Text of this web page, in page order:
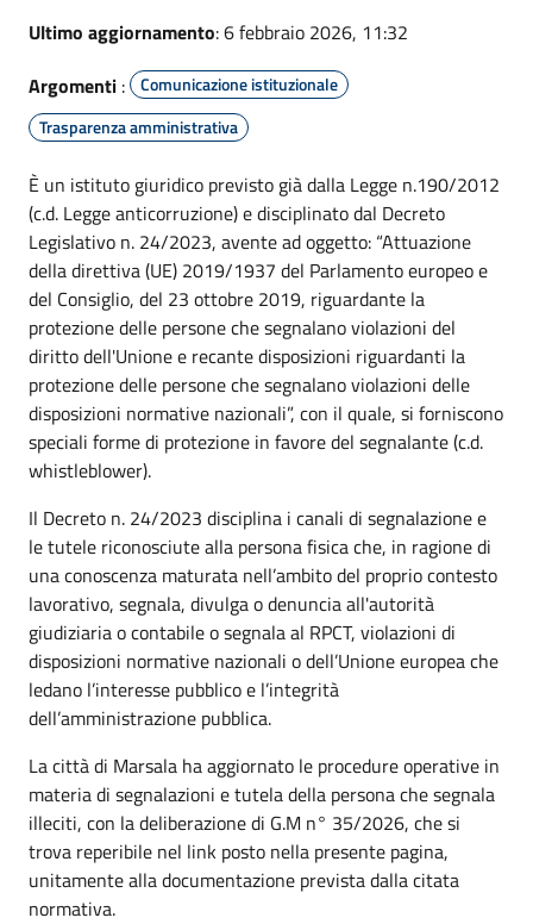
Ultimo aggiornamento: 6 febbraio 2026, 11:32
Argomenti :
Comunicazione istituzionale
Trasparenza amministrativa
È un istituto giuridico previsto già dalla Legge n.190/2012
(c.d. Legge anticorruzione) e disciplinato dal Decreto
Legislativo n. 24/2023, avente ad oggetto: “Attuazione
della direttiva (UE) 2019/1937 del Parlamento europeo e
del Consiglio, del 23 ottobre 2019, riguardante la
protezione delle persone che segnalano violazioni del
diritto dell'Unione e recante disposizioni riguardanti la
protezione delle persone che segnalano violazioni delle
disposizioni normative nazionali”, con il quale, si forniscono
speciali forme di protezione in favore del segnalante (c.d.
whistleblower).
Il Decreto n. 24/2023 disciplina i canali di segnalazione e
le tutele riconosciute alla persona fisica che, in ragione di
una conoscenza maturata nell’ambito del proprio contesto
lavorativo, segnala, divulga o denuncia all'autorità
giudiziaria o contabile o segnala al RPCT, violazioni di
disposizioni normative nazionali o dell’Unione europea che
ledano l’interesse pubblico e l’integrità
dell’amministrazione pubblica.
La città di Marsala ha aggiornato le procedure operative in
materia di segnalazioni e tutela della persona che segnala
illeciti, con la deliberazione di G.M n° 35/2026, che si
trova reperibile nel link posto nella presente pagina,
unitamente alla documentazione prevista dalla citata
normativa.